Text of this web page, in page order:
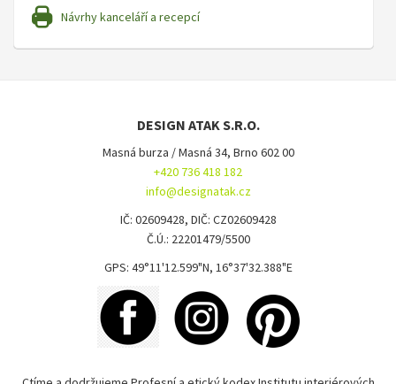
Návrhy kanceláří a recepcí
DESIGN ATAK S.R.O.
Masná burza / Masná 34, Brno 602 00
+420 736 418 182
info@designatak.cz
IČ: 02609428, DIČ: CZ02609428
Č.Ú.: 22201479/5500
GPS: 49°11'12.599"N, 16°37'32.388"E